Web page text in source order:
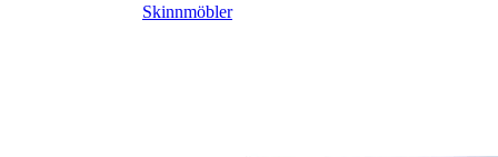
Skinnmöbler